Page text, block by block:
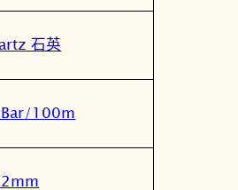
石英
100m